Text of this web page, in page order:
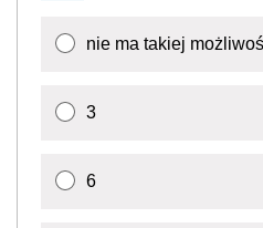
nie ma takiej
3
6